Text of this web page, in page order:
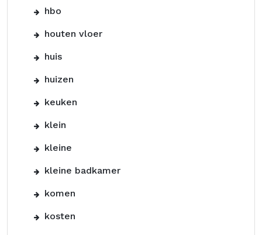
hbo
houten vloer
huis
huizen
keuken
klein
kleine
kleine badkamer
komen
kosten